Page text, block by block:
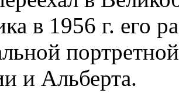
в 1956 г. его
и Альберта.